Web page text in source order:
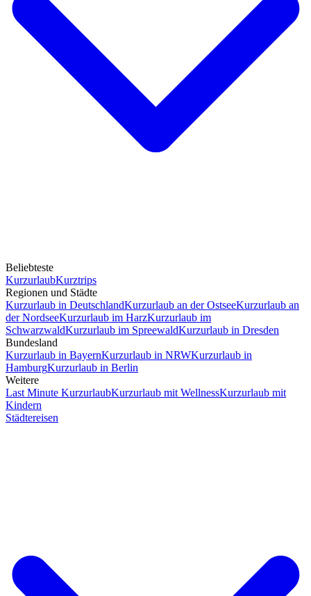
Beliebteste
KurzurlaubKurztrips
Regionen und Städte
Kurzurlaub in DeutschlandKurzurlaub an der OstseeKurzurlaub an
der NordseeKurzurlaub im HarzKurzurlaub im
SchwarzwaldKurzurlaub im SpreewaldKurzurlaub in Dresden
Bundesland
Kurzurlaub in BayernKurzurlaub in NRWKurzurlaub in
HamburgKurzurlaub in Berlin
Weitere
Last Minute KurzurlaubKurzurlaub mit WellnessKurzurlaub mit
Kindern
Städtereisen